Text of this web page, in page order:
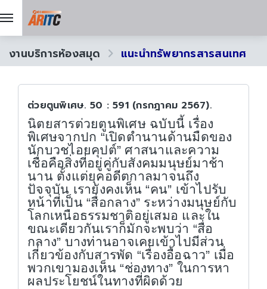
งานบริการห้องสมุด แนะนำทรัพยากรสารสนเทศ
ต่วยตูนพิเศษ. 50 : 591 (กรกฎาคม 2567).
นิตยสารต่วยตูนพิเศษ ฉบับนี้ เรื่อง
พิเศษจากปก “เปิดตำนานด้านมืดของ
นักบวชไอยคุปต์” ศาสนาและความ
เชื่อคือสิ่งที่อยู่คู่กับสังคมมนุษย์มาช้า
นาน ตั้งแต่ยุคอดีตกาลมาจนถึง
ปัจจุบัน เรายังคงเห็น “คน” เข้าไปรับ
หน้าที่เป็น “สื่อกลาง” ระหว่างมนุษย์กับ
โลกเหนือธรรมชาติอยู่เสมอ และใน
ขณะเดียวกันเราก็มักจะพบว่า “สื่อ
กลาง” บางท่านอาจเคยเข้าไปมีส่วน
เกี่ยวข้องกับสารพัด “เรื่องอื้อฉาว” เมื่อ
พวกเขามองเห็น “ช่องทาง” ในการหา
ผลประโยชน์ในทางที่ผิดด้วย